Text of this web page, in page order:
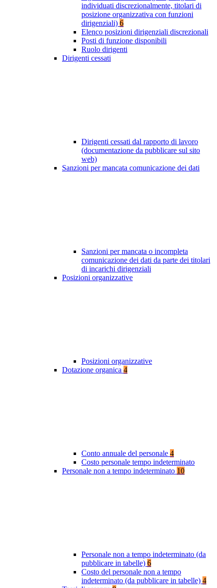
individuati discrezionalmente, titolari di
posizione organizzativa con funzioni
dirigenziali) 6
Elenco posizioni dirigenziali discrezionali
Posti di funzione disponibili
Ruolo dirigenti
Dirigenti cessati
Dirigenti cessati dal rapporto di lavoro
(documentazione da pubblicare sul sito
web)
Sanzioni per mancata comunicazione dei dati
Sanzioni per mancata o incompleta
comunicazione dei dati da parte dei titolari
di incarichi dirigenziali
Posizioni organizzative
Posizioni organizzative
Dotazione organica 4
Conto annuale del personale 4
Costo personale tempo indeterminato
Personale non a tempo indeterminato 10
Personale non a tempo indeterminato (da
pubblicare in tabelle) 6
Costo del personale non a tempo
indeterminato (da pubblicare in tabelle) 4